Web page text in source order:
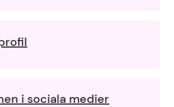
i sociala medier